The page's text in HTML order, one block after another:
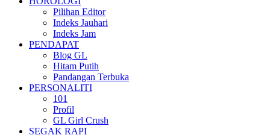
Pilihan Editor
Indeks Jauhari
Indeks Jam
PENDAPAT
Blog GL
Hitam Putih
Pandangan Terbuka
PERSONALITI
101
Profil
GL Girl Crush
SEGAK RAPI